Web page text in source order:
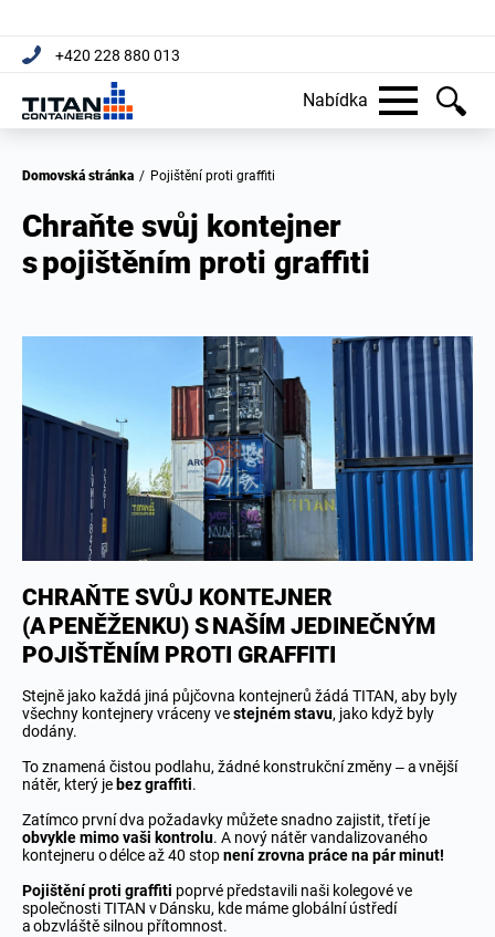
+420 228 880 013
Nabídka
Domovská stránka / Pojištění proti graffiti
Chraňte svůj kontejner
s pojištěním proti graffiti
CHRAŇTE SVŮJ KONTEJNER
(A PENĚŽENKU) S NAŠÍM JEDINEČNÝM
POJIŠTĚNÍM PROTI GRAFFITI
Stejně jako každá jiná půjčovna kontejnerů žádá TITAN, aby byly
všechny kontejnery vráceny vestejném stavu, jako když byly
dodány.
To znamená čistou podlahu, žádné konstrukční změny – a vnější
nátěr, který je bez graffiti.
Zatímco první dva požadavky můžete snadno zajistit, třetí je
obvykle mimo vaši kontrolu. A nový nátěr vandalizovaného
kontejneru o délce až 40 stopnení zrovna práce na pár minut!
Pojištění proti graffiti poprvé představili naši kolegové ve
společnosti TITAN v Dánsku, kde máme globální ústředí
a obzvláště silnou přítomnost.